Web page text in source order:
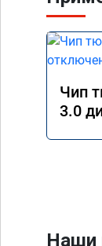
Чип
3.0
Наши